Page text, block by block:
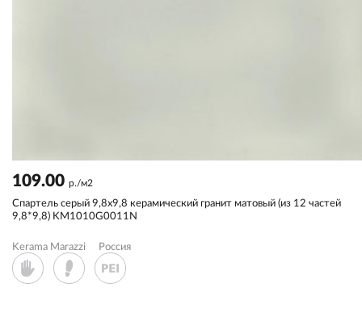
109.00 р./м2
Спартель серый 9,8x9,8 керамический гранит матовый (из 12 частей
9,8*9,8) KM1010G0011N
Kerama Marazzi Россия